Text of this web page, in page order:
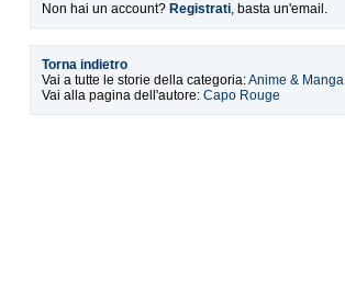
Non hai un account? Registrati, basta un'email.
Torna indietro
Vai a tutte le storie della categoria:Anime & Manga
Vai alla pagina dell'autore: Capo Rouge